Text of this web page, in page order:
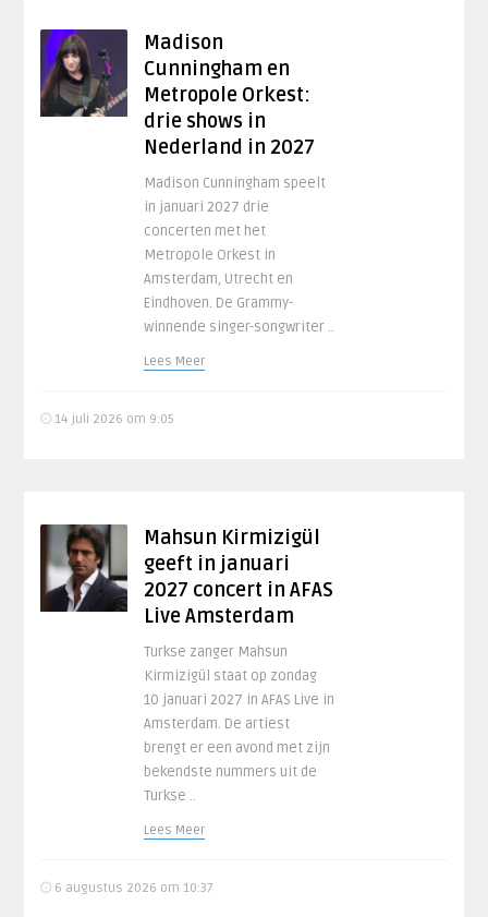
Madison
Cunningham en
Metropole Orkest:
drie shows in
Nederland in 2027
Madison Cunningham speelt
in januari 2027 drie
concerten met het
Metropole Orkest in
Amsterdam, Utrecht en
Eindhoven. De Grammy-
winnende singer-songwriter ..
Lees Meer
14 juli 2026 om 9:05
Mahsun Kirmizigül
geeft in januari
2027 concert in AFAS
Live Amsterdam
Turkse zanger Mahsun
Kirmizigül staat op zondag
10 januari 2027 in AFAS Live in
Amsterdam. De artiest
brengt er een avond met zijn
bekendste nummers uit de
Turkse ..
Lees Meer
6 augustus 2026 om 10:37